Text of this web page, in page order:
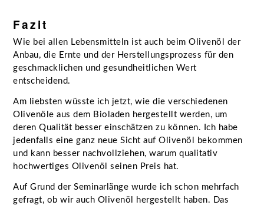
Fazit
Wie bei allen Lebensmitteln ist auch beim Olivenöl der
Anbau, die Ernte und der Herstellungsprozess für den
geschmacklichen und gesundheitlichen Wert
entscheidend.
Am liebsten wüsste ich jetzt, wie die verschiedenen
Olivenöle aus dem Bioladen hergestellt werden, um
deren Qualität besser einschätzen zu können. Ich habe
jedenfalls eine ganz neue Sicht auf Olivenöl bekommen
und kann besser nachvollziehen, warum qualitativ
hochwertiges Olivenöl seinen Preis hat.
Auf Grund der Seminarlänge wurde ich schon mehrfach
gefragt, ob wir auch Olivenöl hergestellt haben. Das